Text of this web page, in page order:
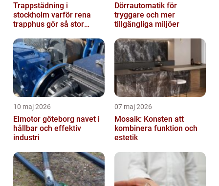
Trappstädning i
stockholm varför rena
trapphus gör så stor
Dörrautomatik för
tryggare och mer
tillgängliga miljöer
10 maj 2026
Elmotor göteborg navet i
hållbar och effektiv
industri
07 maj 2026
Mosaik: Konsten att
kombinera funktion och
estetik